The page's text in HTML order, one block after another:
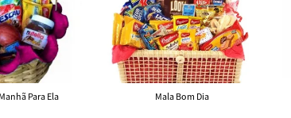
Para Ela Mala Bom Dia